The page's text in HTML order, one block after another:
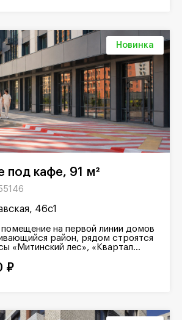
Новинка
под кафе, 91 м²
46с1
на первой линии домов
район, рядом строятся
«Митинский лес», «Квартал...
₽